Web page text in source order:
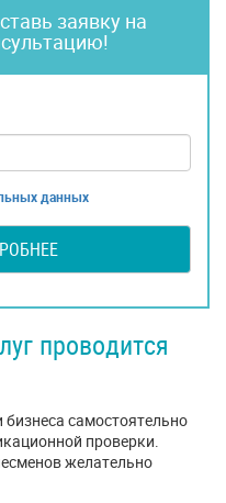
заявку на
данных
проводится
самостоятельно
проверки.
желательно